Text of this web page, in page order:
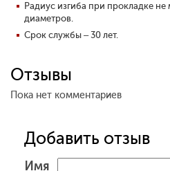
Радиус изгиба при прокладке
диаметров.
Срок службы – 30 лет.
Отзывы
Пока нет комментариев
Добавить отзыв
Имя